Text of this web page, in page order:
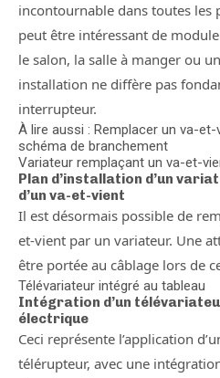
incontournable dans toutes les
peut être intéressant de
le salon, la salle à manger ou
installation ne diffère pas
interrupteur.
À lire aussi : Remplacer un va-
schéma de branchement
Variateur remplaçant un va-et-
Plan d’installation d’un
d’un va-et-vient
Il est désormais possible de
et-vient par un variateur. Une
être portée au câblage lors de
Télévariateur intégré au tableau
Intégration d’un
électrique
Ceci représente l’application
télérupteur, avec une